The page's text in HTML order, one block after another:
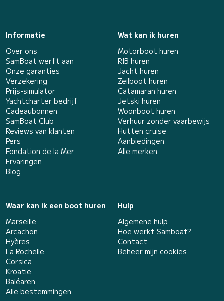
Informatie
Over ons
SamBoat werft aan
Onze garanties
Verzekering
Prijs-simulator
Yachtcharter bedrijf
Cadeaubonnen
SamBoat Club
Reviews van klanten
Pers
Fondation de la Mer
Ervaringen
Blog
Wat kan ik huren
Motorboot huren
RIB huren
Jacht huren
Zeilboot huren
Catamaran huren
Jetski huren
Woonboot huren
Verhuur zonder vaarbewijs
Hutten cruise
Aanbiedingen
Alle merken
Waar kan ik een boot huren
Marseille
Arcachon
Hyères
La Rochelle
Corsica
Kroatië
Baléaren
Alle bestemmingen
Hulp
Algemene hulp
Hoe werkt Samboat?
Contact
Beheer mijn cookies